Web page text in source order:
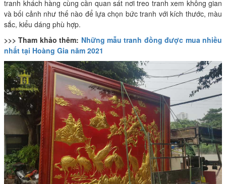
tranh khách hàng cùng cần quan sát nơi treo tranh xem không gian
và bối cảnh như thế nào để lựa chọn bức tranh với kích thước, màu
sắc, kiểu dáng phù hợp.
>>> Tham khảo thêm: Những mẫu tranh đồng được mua nhiều
nhất tại Hoàng Gia năm 2021